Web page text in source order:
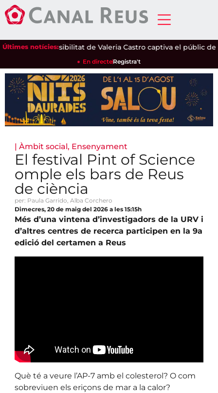
Últimes notícies:
|La sensibilitat de Valeria Castro captiva el públic del
En directeRegistra't
| Àmbit social, Ensenyament
El festival Pint of Science
omple els bars de Reus
de ciència
per: Paula Garrido, Alba Corchero
Dimecres, 20 de maig del 2026 a les 15:15h
Més d’una vintena d’investigadors de la URV i
d’altres centres de recerca participen en la 9a
edició del certamen a Reus
Què té a veure l’AP-7 amb el colesterol? O com
sobreviuen els eriçons de mar a la calor?